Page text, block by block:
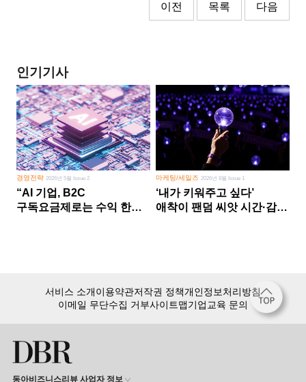
이전 목록 다음
인기기사
경영전략2026년 5월 Issue 2
“AI 기업, B2C
구독요금제로는 수익 한계
마케팅/세일즈 2026년 8월 Issue 1
‘내가 키워주고 싶다’
애착이 팬덤 씨앗 시간·감정
서비스 소개이용약관저작권 정책개인정보처리방침
이메일 무단수집 거부사이트맵기업교육 문의
동아비즈니스리뷰 사업자 정보